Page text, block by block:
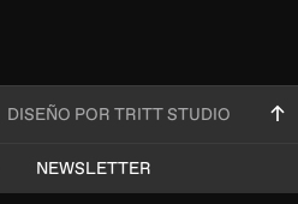
DISEÑO POR TRITT STUDIO
NEWSLETTER